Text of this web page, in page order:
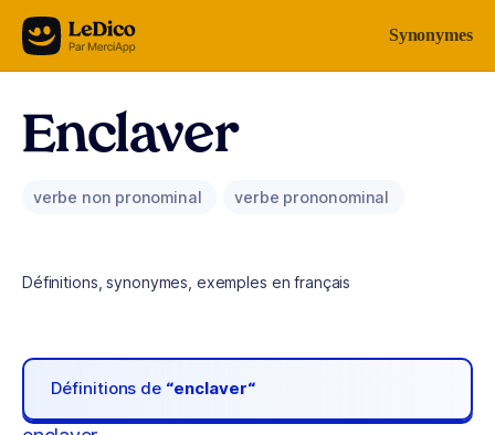
Aller au contenu Synonymes
Enclaver
verbe non pronominal verbe prononominal
Définitions, synonymes, exemples en français
Définitions de “enclaver“